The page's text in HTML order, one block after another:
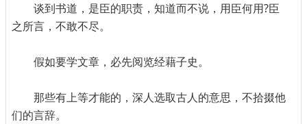
谈到书道，是臣的职责，知道而不说，用臣何用?臣
之所言，不敢不尽。
假如要学文章，必先阅览经藉子史。
那些有上等才能的，深人选取古人的意思，不拾掇他
们的言辞。